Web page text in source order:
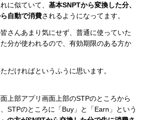
に似ていて、基本SNPTから変換した分、
自動で消費されるようになってます。
さんあまり気にせず、普通に使っていた
分が使われるので、有効期限のある方か
だければというふうに思います。
上部アプリ画面上部のSTPのところから
STPのところに「Buy」と「Earn」という